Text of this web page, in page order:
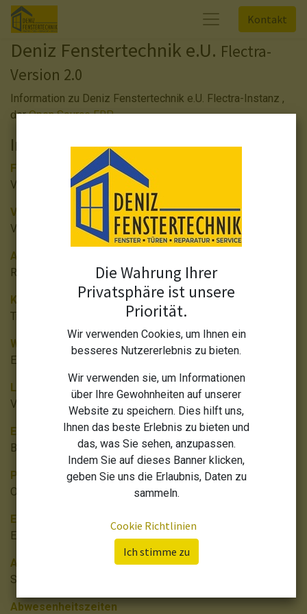
Kontakt
Deniz Fenstertechnik e.U. Flectra-
Version 2.0
Information zu Deniz Fenstertechnik e.U. Flectra-Instanz ,
derOpen Source ERP.
Installierte Anwendungen
Finanzen
Verwaltung der Finanz- und Analysebuchhaltung
Verkauf
Vom Angebot bis zur Rechnung
Abrechnung
Rechnungen & Zahlungseingänge
Kundenverwaltung
Track leads and close opportunities
Website
Enterprise Website ersteller
Lager
Verwalten Sie Ihre Lager- und Logistikaktivitäten
Einkauf
Bestellungen, Angebote und Vereinbarungen
Projekt
Organisieren und planen Sie Ihre Projekte
E-Mail-Marketing
Entwerfen, senden und verfolgen von E-Mails
Aufwand
Submit, validate and reinvoice employee expenses
Abwesenheitszeiten
Die Wahrung Ihrer
Privatsphäre ist unsere
Priorität.
Wir verwenden Cookies, um Ihnen ein
besseres Nutzererlebnis zu bieten.
Wir verwenden sie, um Informationen
über Ihre Gewohnheiten auf unserer
Website zu speichern. Dies hilft uns,
Ihnen das beste Erlebnis zu bieten und
das, was Sie sehen, anzupassen.
Indem Sie auf dieses Banner klicken,
geben Sie uns die Erlaubnis, Daten zu
sammeln.
Cookie Richtlinien
Ich stimme zu